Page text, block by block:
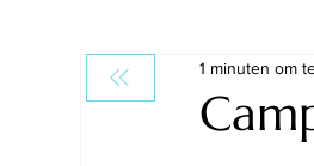
1 minuten om